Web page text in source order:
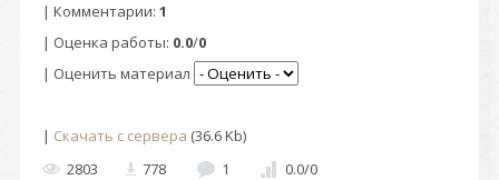
| Комментарии: 1
| Оценка работы: 0.0/0
| Оценить материал
| Скачать с сервера (36.6 Kb)
2803
778 1 0.0/0